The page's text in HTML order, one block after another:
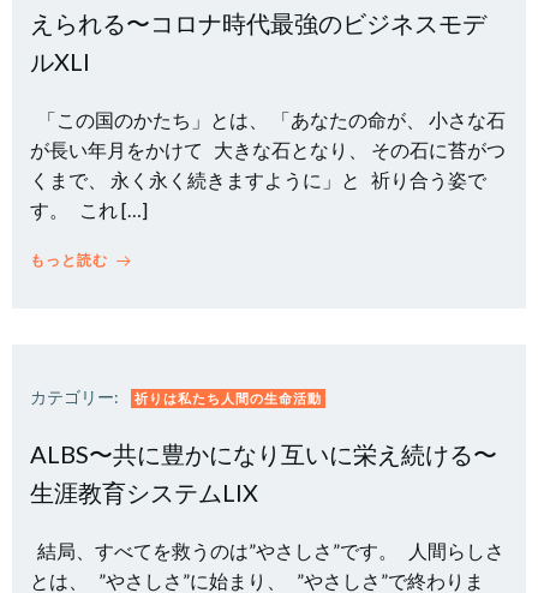
えられる〜コロナ時代最強のビジネスモデ
ルXLI
「この国のかたち」とは、 「あなたの命が、 小さな石
が長い年月をかけて 大きな石となり、 その石に苔がつ
くまで、 永く永く続きますように」と 祈り合う姿で
す。 これ […]
もっと読む
カテゴリー: 祈りは私たち人間の生命活動
ALBS〜共に豊かになり互いに栄え続ける〜
生涯教育システムLIX
結局、すべてを救うのは”やさしさ”です。 人間らしさ
とは、 ”やさしさ”に始まり、 ”やさしさ”で終わりま